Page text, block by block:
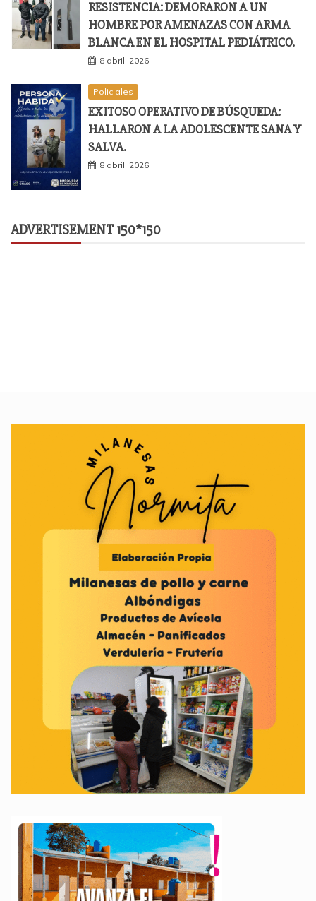
RESISTENCIA: DEMORARON A UN
HOMBRE POR AMENAZAS CON ARMA
BLANCA EN EL HOSPITAL PEDIÁTRICO.
8 abril, 2026
Policiales
EXITOSO OPERATIVO DE BÚSQUEDA:
HALLARON A LA ADOLESCENTE SANA Y
SALVA.
8 abril, 2026
ADVERTISEMENT 150*150